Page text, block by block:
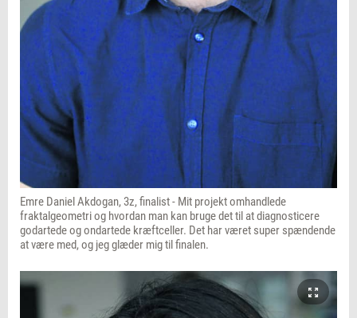
Emre Daniel Akdogan, 3z, finalist - Mit projekt omhandlede
fraktalgeometri og hvordan man kan bruge det til at diagnosticere
godartede og ondartede kræftceller. Det har været super spændende
at være med, og jeg glæder mig til finalen.